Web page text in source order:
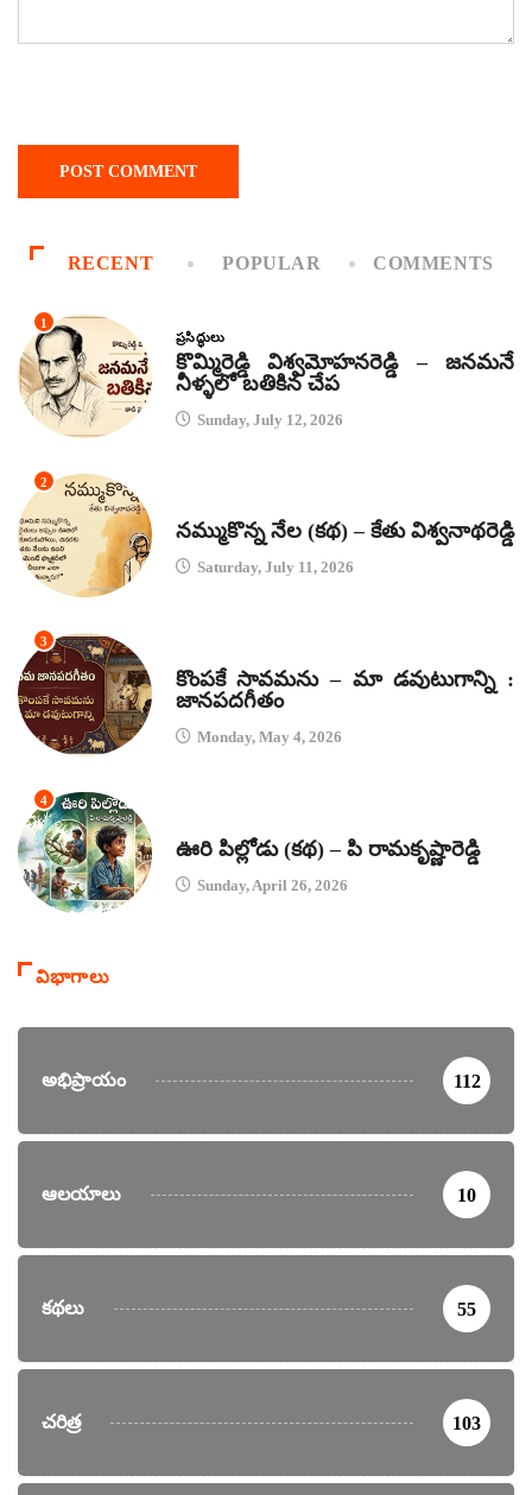
RECENT POPULAR COMMENTS
1
ప్రసిద్ధులు
కొమ్మిరెడ్డి విశ్వమోహనరెడ్డి – జనమనే
నీళ్ళలో బతికిన చేప
Sunday, July 12, 2026
2
నమ్ముకొన్న నేల (కథ) – కేతు విశ్వనాథరెడ్డి
Saturday, July 11, 2026
3
కొంపకే సావమను – మా డవుటుగాన్ని :
జానపదగీతం
Monday, May 4, 2026
4
ఊరి పిల్లోడు (కథ) – పి రామకృష్ణారెడ్డి
Sunday, April 26, 2026
విభాగాలు
అభిప్రాయం 112
ఆలయాలు 10
కథలు 55
చరిత్ర 103